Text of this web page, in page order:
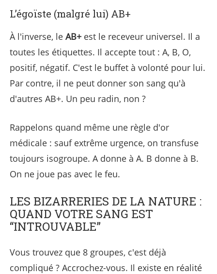
L’égoïste (malgré lui) AB+
À l'inverse, le AB+ est le receveur universel. Il a
toutes les étiquettes. Il accepte tout : A, B, O,
positif, négatif. C'est le buffet à volonté pour lui.
Par contre, il ne peut donner son sang qu'à
d'autres AB+. Un peu radin, non ?
Rappelons quand même une règle d'or
médicale : sauf extrême urgence, on transfuse
toujours isogroupe. A donne à A. B donne à B.
On ne joue pas avec le feu.
LES BIZARRERIES DE LA NATURE :
QUAND VOTRE SANG EST
“INTROUVABLE”
Vous trouvez que 8 groupes, c'est déjà
compliqué ? Accrochez-vous. Il existe en réalité